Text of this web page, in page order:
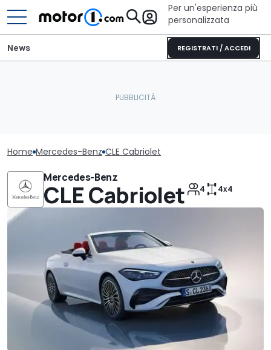
Per un'esperienza più
personalizzata
REGISTRATI / ACCEDI
News
Home Mercedes-Benz CLE Cabriolet
Mercedes-Benz
CLE Cabriolet 4 4x4